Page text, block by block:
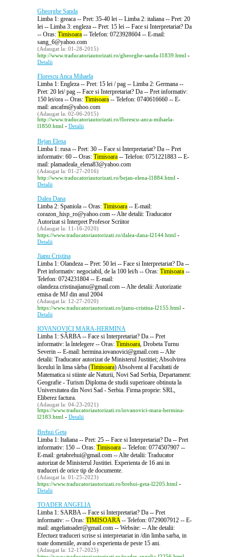
Gheorghe Sanda
Limba 1: greaca -- Pret: 35-40 lei -- Limba 2: italiana -- Pret: 20
lei -- Limba 3: engleza -- Pret: 15 lei -- Face si Interpretariat? Da
-- Oras: Timisoara-- Telefon: 0723928604 -- E-mail:
sang_6@yahoo.com
(Adaugat la: 01-28-2015)
http://www.traducatoriautorizati.ro/gheorghe-sanda-l1839.html-
Detalii
Florescu Anca Mihaela
Limba 1: Engleza -- Pret: 15 lei / pag -- Limba 2: Germana --
Pret: 20 lei/ pag -- Face si Interpretariat? Da -- Pret informativ:
150 lei/ora -- Oras: Timisoara-- Telefon: 0740616660 -- E-
mail: ancafm@yahoo.com
(Adaugat la: 02-06-2015)
http://www.traducatoriautorizati.ro/florescu-anca-mihaela-
l1850.html- Detalii
Bejan Elena
Limba 1: rusa -- Pret: 30 -- Face si Interpretariat? Da -- Pret
informativ: 60 -- Oras: Timisoara-- Telefon: 0751221883 -- E-
mail: plamadeala_elena83@yahoo.com
(Adaugat la: 01-27-2016)
http://www.traducatoriautorizati.ro/bejan-elena-l1884.html-
Detalii
Dalea Dana
Limba 2: Spaniola -- Oras: Timisoara-- E-mail:
corazon_hisp_ro@yahoo.com -- Alte detalii: Traducator
Autorizat si Interpret Profesor Scriitor
(Adaugat la: 11-16-2020)
https://www.traducatoriautorizati.ro/dalea-dana-l2144.html-
Detalii
Jianu Cristina
Limba 1: Olandeza -- Pret: 50 lei -- Face si Interpretariat? Da --
Pret informativ: negociabil, de la 100 lei/h -- Oras: Timisoara--
Telefon: 0724231804 -- E-mail:
olandeza.cristinajianu@gmail.com -- Alte detalii: Autorizatie
emisa de MJ din anul 2004
(Adaugat la: 12-27-2020)
https://www.traducatoriautorizati.ro/jianu-cristina-l2155.html-
Detalii
IOVANOVICI MARA-HERMINA
Limba 1: SÂRBA -- Face si Interpretariat? Da -- Pret
informativ: la întelegere -- Oras: Timisoara, Drobeta Turnu
Severin -- E-mail: hermina.iovanovici@gmail.com -- Alte
detalii: Traducator autorizat de Ministerul Justitiei; Absolvirea
liceului în lima sârba (Timisoara) Absolvent al Facultatii de
Matematica si stiinte ale Naturii, Novi Sad Serbia, Departament:
Geografie - Turism Diploma de studii superioare obtinuta la
Universitatea din Novi Sad - Serbia. Firma proprie: SRL,
Eliberez factura.
(Adaugat la: 04-23-2021)
https://www.traducatoriautorizati.ro/iovanovici-mara-hermina-
l2183.html- Detalii
Brehui Geta
Limba 1: Italiana -- Pret: 25 -- Face si Interpretariat? Da -- Pret
informativ: 150 -- Oras: Timisoara-- Telefon: 0774507907 --
E-mail: getabrehui@gmail.com -- Alte detalii: Traducator
autorizat de Ministerul Justitiei. Experienta de 16 ani in
traduceri de orice tip de documente.
(Adaugat la: 01-25-2023)
https://www.traducatoriautorizati.ro/brehui-geta-l2205.html-
Detalii
TOADER ANGELIA
Limba 1: SARBA -- Face si Interpretariat? Da -- Pret
informativ: -- Oras: TIMISOARA-- Telefon: 0729007912 -- E-
mail: angeliatoader@gmail.com -- Website: -- Alte detalii:
Efectuez traduceri scrise si interpretariat in /din limba sarba, in
toate domeniile, avand o experienta de peste 15 ani.
(Adaugat la: 12-17-2025)